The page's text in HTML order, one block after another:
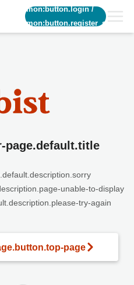
common:button.login/
common:button.register_short
page.default.title
unable-to-display
try-again
page